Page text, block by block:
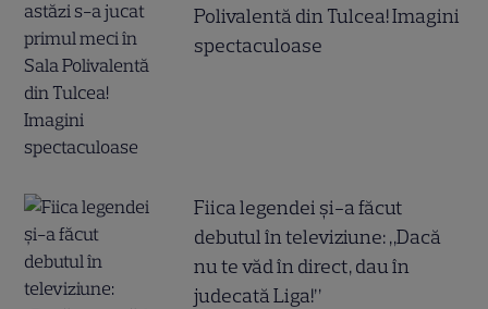
Polivalentă din Tulcea! Imagini
spectaculoase
Fiica legendei și-a făcut
debutul în televiziune: „Dacă
nu te văd în direct, dau în
judecată Liga!”